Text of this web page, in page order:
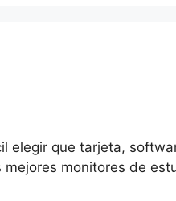
elegir que tarjeta,
monitores de